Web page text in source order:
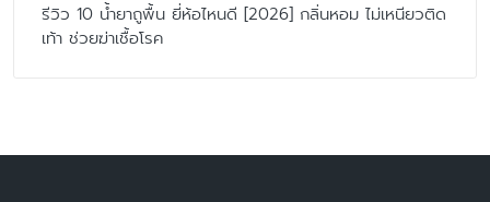
รีวิว 10 น้ำยาถูพื้น ยี่ห้อไหนดี [2026] กลิ่นหอม ไม่เหนียวติด
เท้า ช่วยฆ่าเชื้อโรค